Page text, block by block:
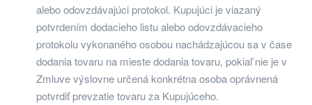
alebo odovzdávajúci protokol. Kupujúci je viazaný
potvrdením dodacieho listu alebo odovzdávacieho
protokolu vykonaného osobou nachádzajúcou sa v čase
dodania tovaru na mieste dodania tovaru, pokiaľ nie je v
Zmluve výslovne určená konkrétna osoba oprávnená
potvrdiť prevzatie tovaru za Kupujúceho.